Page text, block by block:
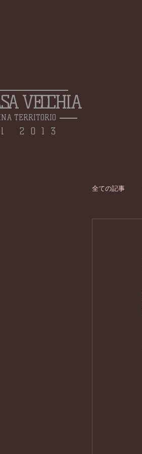
全ての記事
VECCHIA
TERRITORIO
2013